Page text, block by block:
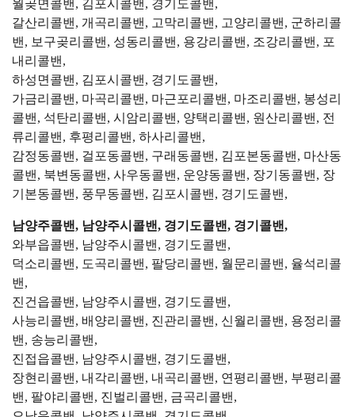
월곶면콜밴, 김포시콜밴, 경기도콜밴,
갈산리콜밴, 개곡리콜밴, 고막리콜밴, 고양리콜밴, 군하리콜
밴, 보구곶리콜밴, 성동리콜밴, 용강리콜밴, 조강리콜밴, 포
내리콜밴,
하성면콜밴, 김포시콜밴, 경기도콜밴,
가금리콜밴, 마곡리콜밴, 마근포리콜밴, 마조리콜밴, 봉성리
콜밴, 석탄리콜밴, 시암리콜밴, 양택리콜밴, 원산리콜밴, 전
류리콜밴, 후평리콜밴, 하사리콜밴,
감정동콜밴, 걸포동콜밴, 구래동콜밴, 김포본동콜밴, 마산동
콜밴, 북변동콜밴, 사우동콜밴, 운양동콜밴, 장기동콜밴, 장
기본동콜밴, 풍무동콜밴, 김포시콜밴, 경기도콜밴,
남양주콜밴, 남양주시콜밴, 경기도콜밴, 경기콜밴,
와부읍콜밴, 남양주시콜밴, 경기도콜밴,
덕소리콜밴, 도곡리콜밴, 팔당리콜밴, 월문리콜밴, 율석리콜
밴,
진건읍콜밴, 남양주시콜밴, 경기도콜밴,
사능리콜밴, 배양리콜밴, 진관리콜밴, 신월리콜밴, 용정리콜
밴, 송능리콜밴,
진접읍콜밴, 남양주시콜밴, 경기도콜밴,
장현리콜밴, 내각리콜밴, 내곡리콜밴, 연평리콜밴, 부평리콜
밴, 팔야리콜밴, 진벌리콜밴, 금곡리콜밴,